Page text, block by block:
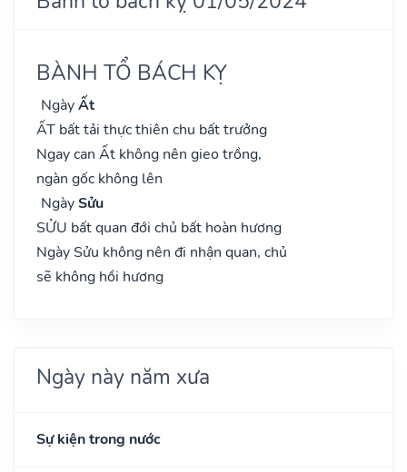
BÀNH TỔ BÁCH KỴ
NgàyẤt
ẤT bất tải thực thiên chu bất trưởng
Ngay can Ất không nên gieo trồng,
ngàn gốc không lên
NgàySửu
SỬU bất quan đới chủ bất hoàn hương
Ngày Sửu không nên đi nhận quan, chủ
sẽ không hồi hương
Ngày này năm xưa
Sự kiện trong nước